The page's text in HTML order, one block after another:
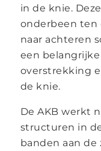
in de knie.
onderbeen ten
naar achteren
een
overstrekking
de knie.
De AKB werkt
structuren in
banden aan